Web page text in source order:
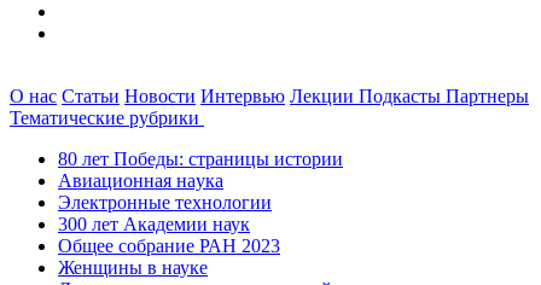
О нас Статьи Новости Интервью Лекции Подкасты Партнеры
Тематические рубрики
80 лет Победы: страницы истории
Авиационная наука
Электронные технологии
300 лет Академии наук
Общее собрание РАН 2023
Женщины в науке